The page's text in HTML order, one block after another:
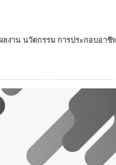
งาน นวัตกรรม การประกอบอาชี